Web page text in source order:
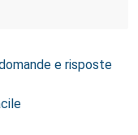
e risposte